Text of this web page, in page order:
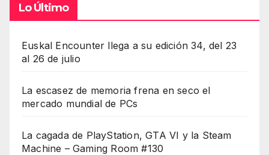
Lo Último
Euskal Encounter llega a su edición 34, del 23
al 26 de julio
La escasez de memoria frena en seco el
mercado mundial de PCs
La cagada de PlayStation, GTA VI y la Steam
Machine – Gaming Room #130